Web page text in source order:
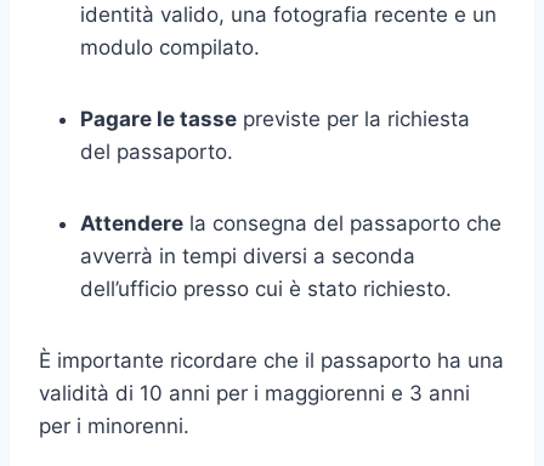
identità valido, una fotografia recente e un
modulo compilato.
Pagare le tasse previste per la richiesta
del passaporto.
Attendere la consegna del passaporto che
avverrà in tempi diversi a seconda
dell’ufficio presso cui è stato richiesto.
È importante ricordare che il passaporto ha una
validità di 10 anni per i maggiorenni e 3 anni
per i minorenni.